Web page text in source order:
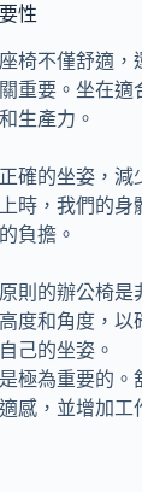
性
椅不僅舒適，
重要。坐在適
生產力。
確的坐姿，減
時，我們的
負擔。
則的辦公椅是
度和角度，以
己的坐姿。
極為重要的
感，並增加工